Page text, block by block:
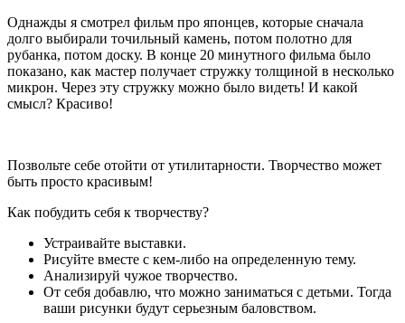
Однажды я смотрел фильм про японцев, которые сначала
долго выбирали точильный камень, потом полотно для
рубанка, потом доску. В конце 20 минутного фильма было
показано, как мастер получает стружку толщиной в несколько
микрон. Через эту стружку можно было видеть! И какой
смысл? Красиво!
Позвольте себе отойти от утилитарности. Творчество может
быть просто красивым!
Как побудить себя к творчеству?
Устраивайте выставки.
Рисуйте вместе с кем-либо на определенную тему.
Анализируй чужое творчество.
От себя добавлю, что можно заниматься с детьми. Тогда
ваши рисунки будут серьезным баловством.